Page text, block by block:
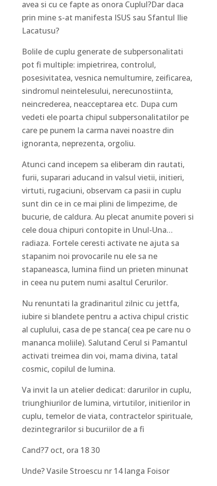
avea si cu ce fapte as onora Cuplul?Dar daca
prin mine s-at manifesta ISUS sau Sfantul Ilie
Lacatusu?
Bolile de cuplu generate de subpersonalitati
pot fi multiple: impietrirea, controlul,
posesivitatea, vesnica nemultumire, zeificarea,
sindromul neintelesului, nerecunostiinta,
neincrederea, neacceptarea etc. Dupa cum
vedeti ele poarta chipul subpersonalitatilor pe
care pe punem la carma navei noastre din
ignoranta, neprezenta, orgoliu.
Atunci cand incepem sa eliberam din rautati,
furii, suparari aducand in valsul vietii, initieri,
virtuti, rugaciuni, observam ca pasii in cuplu
sunt din ce in ce mai plini de limpezime, de
bucurie, de caldura. Au plecat anumite poveri si
cele doua chipuri contopite in Unul-Una…
radiaza. Fortele ceresti activate ne ajuta sa
stapanim noi provocarile nu ele sa ne
stapaneasca, lumina fiind un prieten minunat
in ceea nu putem numi asaltul Cerurilor.
Nu renuntati la gradinaritul zilnic cu jettfa,
iubire si blandete pentru a activa chipul cristic
al cuplului, casa de pe stanca( cea pe care nu o
mananca moliile). Salutand Cerul si Pamantul
activati treimea din voi, mama divina, tatal
cosmic, copilul de lumina.
Va invit la un atelier dedicat: darurilor in cuplu,
triunghiurilor de lumina, virtutilor, initierilor in
cuplu, temelor de viata, contractelor spirituale,
dezintegrarilor si bucuriilor de a fi
Cand?7 oct, ora 18 30
Unde? Vasile Stroescu nr 14 langa Foisor